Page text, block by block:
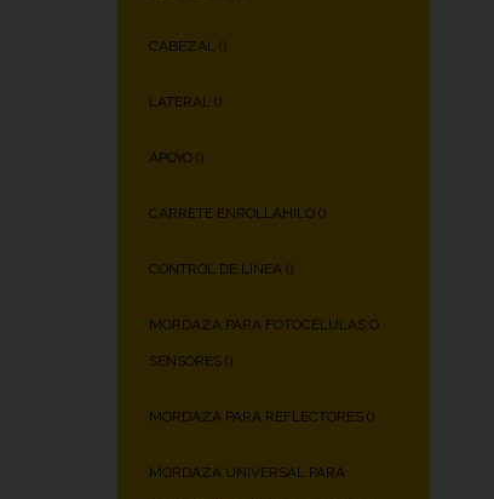
CABEZAL ()
LATERAL ()
APOYO ()
CARRETE ENROLLAHILO ()
CONTROL DE LÍNEA ()
MORDAZA PARA FOTOCÉLULAS O
SENSORES ()
MORDAZA PARA REFLECTORES ()
MORDAZA UNIVERSAL PARA